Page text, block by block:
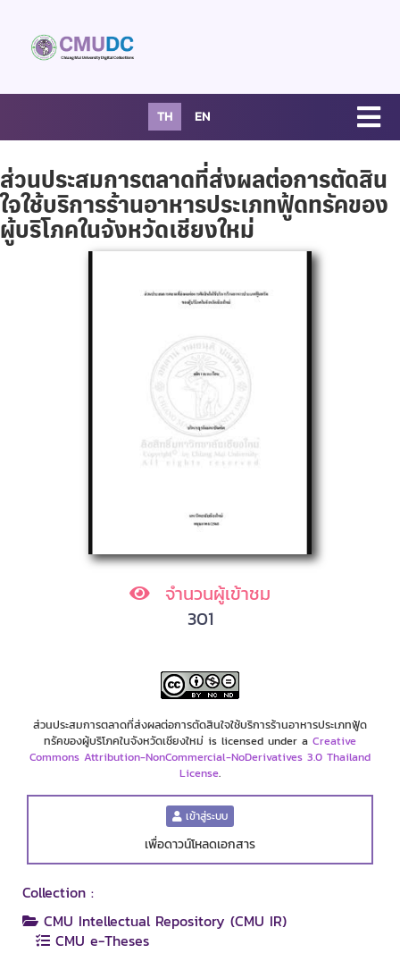
TH EN
ส่วนประสมการตลาดที่ส่งผลต่อการตัดสิน
ใจใช้บริการร้านอาหารประเภทฟู้ดทรัคของ
ผู้บริโภคในจังหวัดเชียงใหม่
จำนวนผู้เข้าชม
301
ส่วนประสมการตลาดที่ส่งผลต่อการตัดสินใจใช้บริการร้านอาหารประเภทฟู้ด
ทรัคของผู้บริโภคในจังหวัดเชียงใหม่ is licensed under a Creative
Commons Attribution-NonCommercial-NoDerivatives 3.0 Thailand
License.
เข้าสู่ระบบ
เพื่อดาวน์โหลดเอกสาร
Collection :
CMU Intellectual Repository (CMU IR)
CMU e-Theses